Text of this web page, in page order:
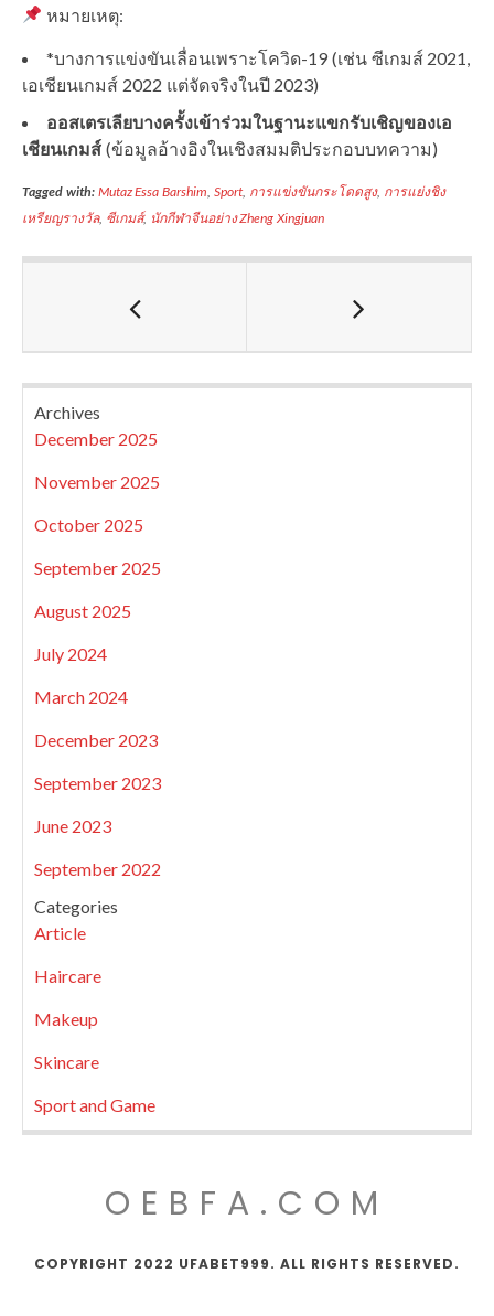
หมายเหตุ:
*บางการแข่งขันเลื่อนเพราะโควิด-19 (เช่น ซีเกมส์ 2021,
เอเชียนเกมส์ 2022 แต่จัดจริงในปี 2023)
ออสเตรเลียบางครั้งเข้าร่วมในฐานะแขกรับเชิญของเอ
เชียนเกมส์ (ข้อมูลอ้างอิงในเชิงสมมติประกอบบทความ)
Tagged with: Mutaz Essa Barshim ,Sport, การแข่งขันกระโดดสูง, การแย่งชิง
เหรียญรางวัล, ซีเกมส์, นักกีฬาจีนอย่าง Zheng Xingjuan
Archives
December 2025
November 2025
October 2025
September 2025
August 2025
July 2024
March 2024
December 2023
September 2023
June 2023
September 2022
Categories
Article
Haircare
Makeup
Skincare
Sport and Game
OEBFA.COM
COPYRIGHT 2022 UFABET999. ALL RIGHTS RESERVED.